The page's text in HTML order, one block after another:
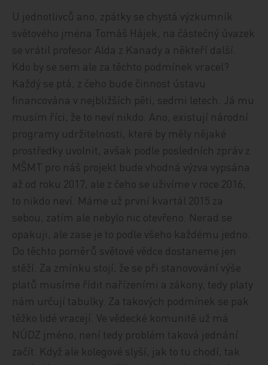
U jednotlivců ano, zpátky se chystá výzkumník
světového jména Tomáš Hájek, na částečný úvazek
se vrátil profesor Alda z Kanady a někteří další.
Kdo by se sem ale za těchto podmínek vracel?
Každý se ptá, z čeho bude činnost ústavu
financována v nejbližších pěti, sedmi letech. Já mu
musím říci, že to neví nikdo. Ano, existují národní
programy udržitelnosti, které by měly nějaké
prostředky uvolnit, avšak podle posledních zpráv z
MŠMT pro náš projekt bude vhodná výzva vypsána
až od roku 2017, ale z čeho se uživíme v roce 2016,
to nikdo neví. Máme už první kvartál 2015 za
sebou, zatím ale nebylo nic otevřeno. Nerad se
opakuji, ale zase je to podle všeho každému jedno.
Do těchto poměrů světové vědce dostaneme jen
stěží. Za zmínku stojí, že se při stanovování výše
platů musíme řídit nařízeními a zákony, tedy platy
nám určují tabulky. Za takových podmínek se pak
těžko lidé vracejí. Ve vědecké komunitě už má
NÚDZ jméno, není tedy problém taková jednání
začít. Když ale kolegové slyší, jak to tu chodí, tak